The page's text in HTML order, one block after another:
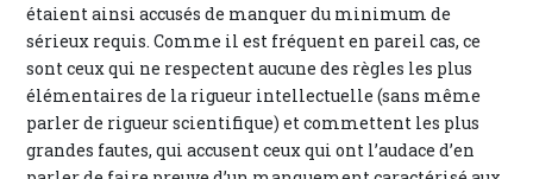
étaient ainsi accusés de manquer du minimum de
sérieux requis. Comme il est fréquent en pareil cas, ce
sont ceux qui ne respectent aucune des règles les plus
élémentaires de la rigueur intellectuelle (sans même
parler de rigueur scientifique) et commettent les plus
grandes fautes, qui accusent ceux qui ont l’audace d’en